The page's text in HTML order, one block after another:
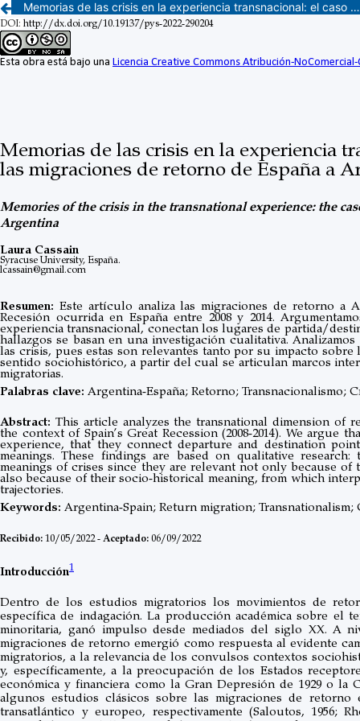
Memorias de las crisis en la experiencia transnacional: el caso de las migraciones de retorno de España a Argentina